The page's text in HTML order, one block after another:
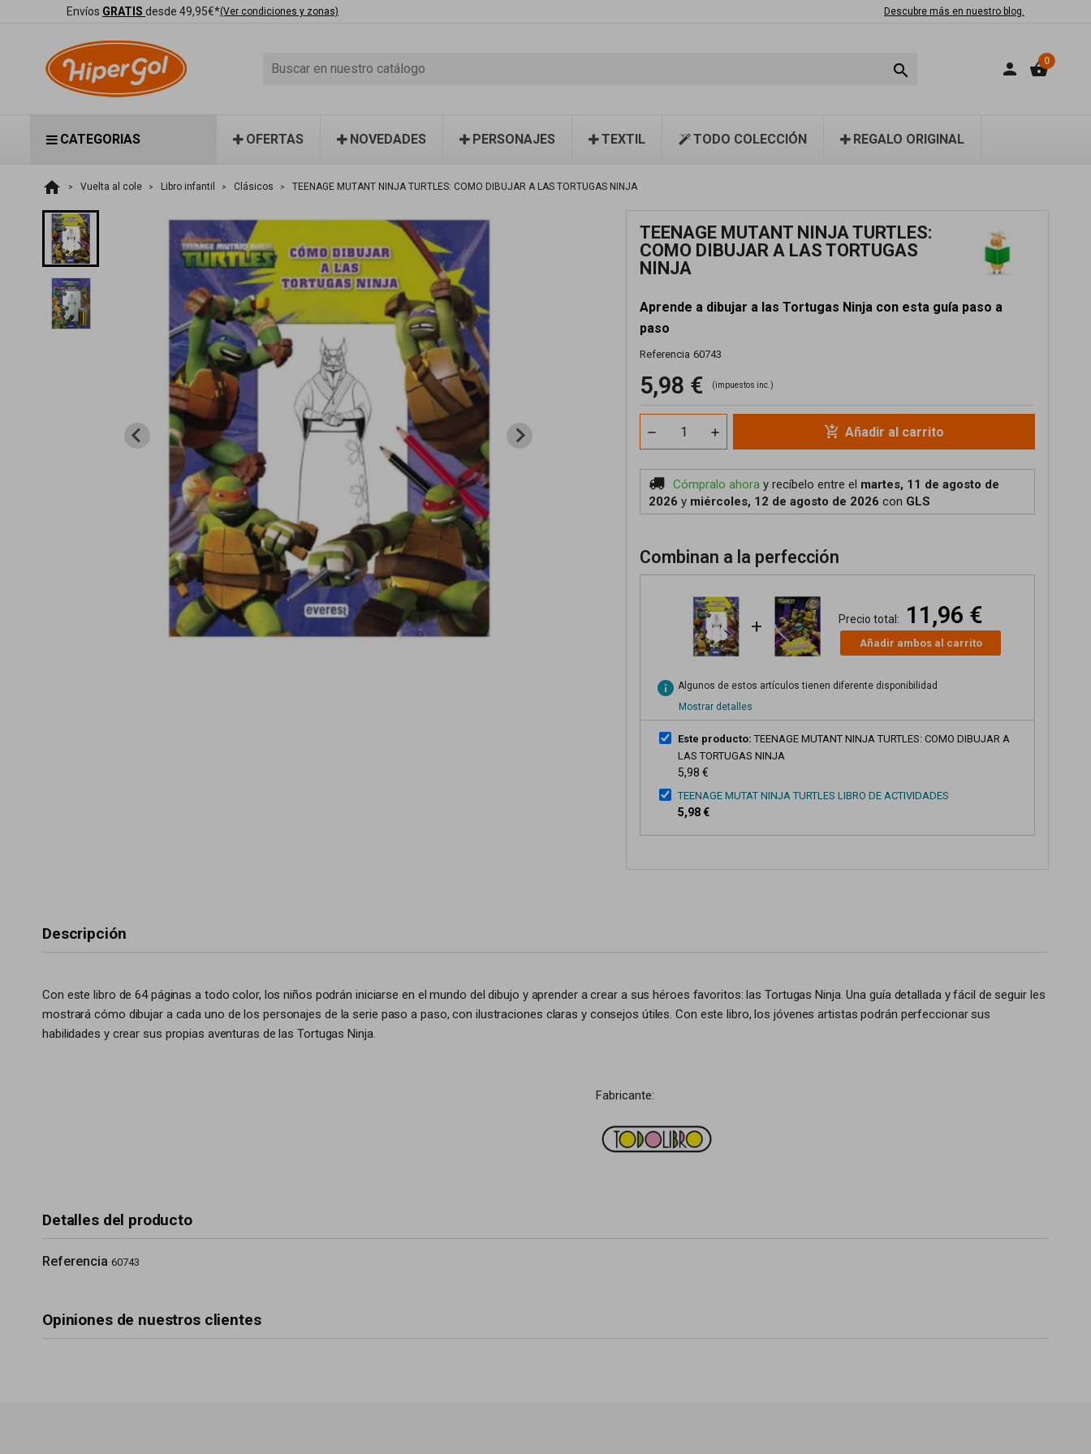
Envíos GRATIS desde 49,95€*(Ver condiciones y zonas) Descubre más en nuestro blog.
 person shopping_basket0
CATEGORIAS OFERTAS NOVEDADES PERSONAJES TEXTIL TODO COLECCIÓN REGALO ORIGINAL
home Vuelta al cole Libro infantil Clásicos TEENAGE MUTANT NINJA TURTLES: COMO DIBUJAR A LAS TORTUGAS NINJA
TEENAGE MUTANT NINJA TURTLES:
COMO DIBUJAR A LAS TORTUGAS
NINJA
Aprende a dibujar a las Tortugas Ninja con esta guía paso a
paso
Referencia 60743
5,98 € (impuestos inc.)
add_shopping_cart Añadir al carrito
Cómpralo ahoray recíbeloentre el martes, 11 de agosto de
2026 y miércoles, 12 de agosto de 2026 con GLS
Combinan a la perfección
+ Precio total: 11,96 €
Añadir ambos al carrito
info Algunos de estos artículos tienen diferente disponibilidad
Mostrar detalles
Este producto: TEENAGE MUTANT NINJA TURTLES: COMO DIBUJAR A
LAS TORTUGAS NINJA
5,98 €
TEENAGE MUTAT NINJA TURTLES LIBRO DE ACTIVIDADES
5,98 €
Descripción
Con este libro de 64 páginas a todo color, los niños podrán iniciarse en el mundo del dibujo y aprender a crear a sus héroes favoritos: las Tortugas Ninja. Una guía detallada y fácil de seguir les
mostrará cómo dibujar a cada uno de los personajes de la serie paso a paso, con ilustraciones claras y consejos útiles. Con este libro, los jóvenes artistas podrán perfeccionar sus
habilidades y crear sus propias aventuras de las Tortugas Ninja.
Fabricante:
Detalles del producto
Referencia 60743
Opiniones de nuestros clientes